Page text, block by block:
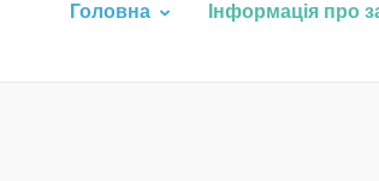
Головна Інформація про